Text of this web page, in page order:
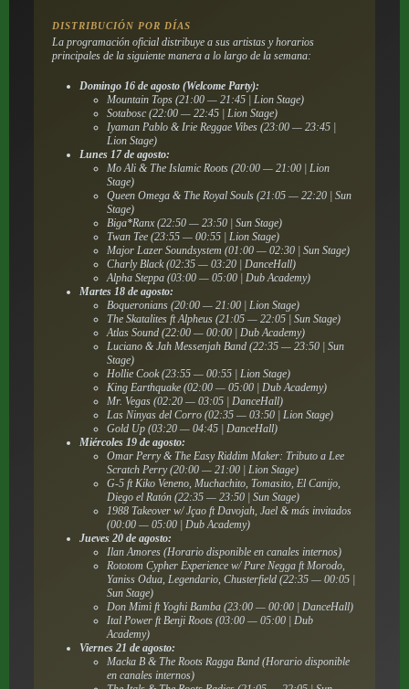
DISTRIBUCIÓN POR DÍAS
La programación oficial distribuye a sus artistas y horarios
principales de la siguiente manera a lo largo de la semana:
Domingo 16 de agosto (Welcome Party):
Mountain Tops (21:00 — 21:45 | Lion Stage)
Sotabosc (22:00 — 22:45 | Lion Stage)
Iyaman Pablo & Irie Reggae Vibes (23:00 — 23:45 |
Lion Stage)
Lunes 17 de agosto:
Mo Ali & The Islamic Roots (20:00 — 21:00 | Lion
Stage)
Queen Omega & The Royal Souls (21:05 — 22:20 | Sun
Stage)
Biga*Ranx (22:50 — 23:50 | Sun Stage)
Twan Tee (23:55 — 00:55 | Lion Stage)
Major Lazer Soundsystem (01:00 — 02:30 | Sun Stage)
Charly Black (02:35 — 03:20 | DanceHall)
Alpha Steppa (03:00 — 05:00 | Dub Academy)
Martes 18 de agosto:
Boqueronians (20:00 — 21:00 | Lion Stage)
The Skatalites ft Alpheus (21:05 — 22:05 | Sun Stage)
Atlas Sound (22:00 — 00:00 | Dub Academy)
Luciano & Jah Messenjah Band (22:35 — 23:50 | Sun
Stage)
Hollie Cook (23:55 — 00:55 | Lion Stage)
King Earthquake (02:00 — 05:00 | Dub Academy)
Mr. Vegas (02:20 — 03:05 | DanceHall)
Las Ninyas del Corro (02:35 — 03:50 | Lion Stage)
Gold Up (03:20 — 04:45 | DanceHall)
Miércoles 19 de agosto:
Omar Perry & The Easy Riddim Maker: Tributo a Lee
Scratch Perry (20:00 — 21:00 | Lion Stage)
G-5 ft Kiko Veneno, Muchachito, Tomasito, El Canijo,
Diego el Ratón (22:35 — 23:50 | Sun Stage)
1988 Takeover w/ Jçao ft Davojah, Jael & más invitados
(00:00 — 05:00 | Dub Academy)
Jueves 20 de agosto:
Ilan Amores (Horario disponible en canales internos)
Rototom Cypher Experience w/ Pure Negga ft Morodo,
Yaniss Odua, Legendario, Chusterfield (22:35 — 00:05 |
Sun Stage)
Don Mimì ft Yoghi Bamba (23:00 — 00:00 | DanceHall)
Ital Power ft Benji Roots (03:00 — 05:00 | Dub
Academy)
Viernes 21 de agosto:
Macka B & The Roots Ragga Band (Horario disponible
en canales internos)